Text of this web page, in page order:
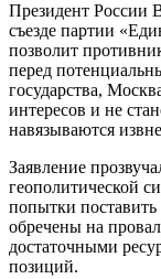
Президент России
съезде партии
позволит
перед
государства,
интересов и не
навязываются
Заявление
геополитической
попытки
обречены на
достаточными
позиций.